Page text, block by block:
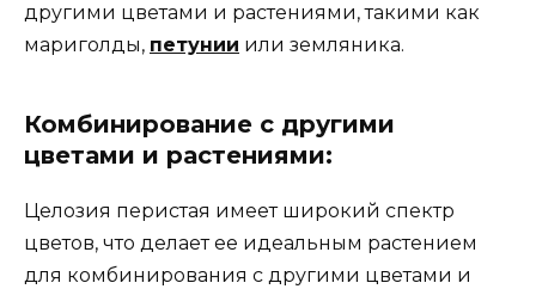
другими цветами и растениями, такими как
мариголды, петунии или земляника.
Комбинирование с другими
цветами и растениями:
Целозия перистая имеет широкий спектр
цветов, что делает ее идеальным растением
для комбинирования с другими цветами и